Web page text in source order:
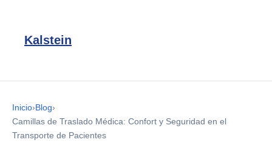
Kalstein
Inicio›Blog›
Camillas de Traslado Médica: Confort y Seguridad en el
Transporte de Pacientes